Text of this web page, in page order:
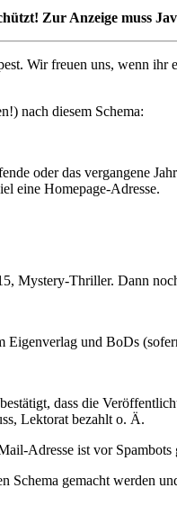
Zur Anzeige muss
Wir freuen uns, wenn
nach diesem Schema:
oder das vergangene
eine Homepage-Adresse.
Mystery-Thriller. Dann
und BoDs
dass die
Lektorat bezahlt o. Ä.
Adresse ist vor Spambots
gemacht werden